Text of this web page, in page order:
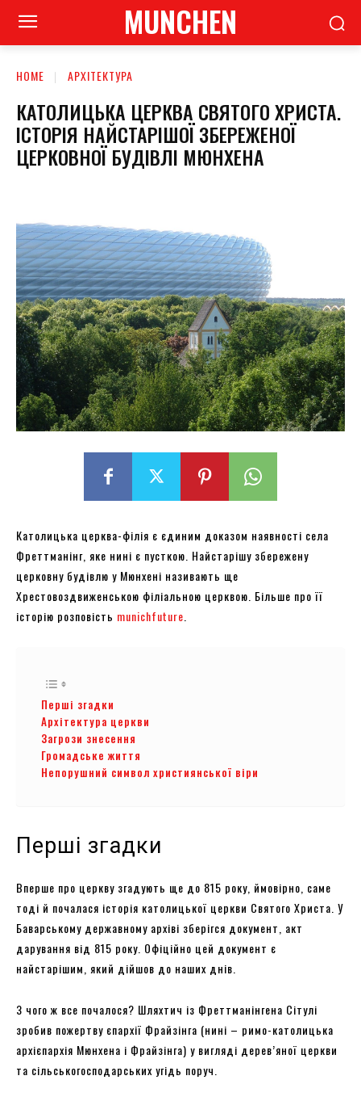
MUNCHEN
HOME АРХІТЕКТУРА
КАТОЛИЦЬКА ЦЕРКВА СВЯТОГО ХРИСТА.
ІСТОРІЯ НАЙСТАРІШОЇ ЗБЕРЕЖЕНОЇ
ЦЕРКОВНОЇ БУДІВЛІ МЮНХЕНА
Католицька церква-філія є єдиним доказом наявності села
Фреттманінг, яке нині є пусткою. Найстарішу збережену
церковну будівлю у Мюнхені називають ще
Хрестовоздвиженською філіальною церквою. Більше про її
історію розповість munichfuture
Перші згадки
Архітектура церкви
Загрози знесення
Громадське життя
Непорушний символ християнської віри
Перші згадки
Вперше про церкву згадують ще до 815 року, ймовірно, саме
тоді й почалася історія католицької церкви Святого Христа. У
Баварському державному архіві зберігся документ, акт
дарування від 815 року. Офіційно цей документ є
найстарішим, який дійшов до наших днів.
З чого ж все почалося? Шляхтич із Фреттманінгена Сітулі
зробив пожертву єпархії Фрайзінга (нині – римо-католицька
архієпархія Мюнхена і Фрайзінга) у вигляді дерев’яної церкви
та сільськогосподарських угідь поруч.